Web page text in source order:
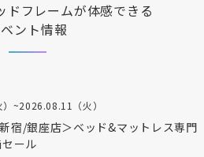
ドフレームが体感できる
ント情報
~2026.08.11（火）
宿/銀座店＞ベッド&マットレス専門
ール